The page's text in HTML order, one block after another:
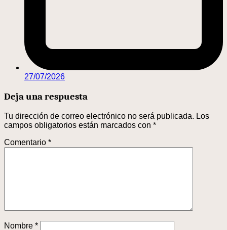
27/07/2026
Deja una respuesta
Tu dirección de correo electrónico no será publicada. Los
campos obligatorios están marcados con *
Comentario *
Nombre *